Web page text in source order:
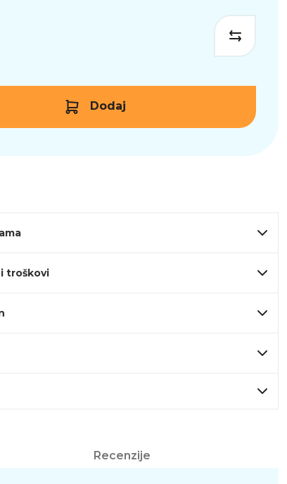
Dodaj
troškovi
Recenzije